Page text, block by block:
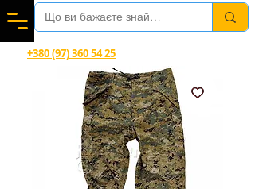
+380 (97) 360 54 25